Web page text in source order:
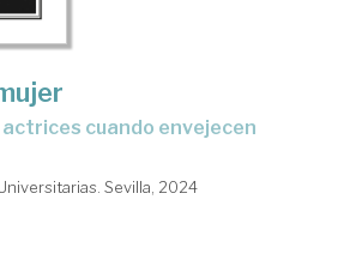
actrices cuando envejecen
Sevilla, 2024